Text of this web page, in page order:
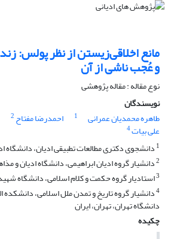
مانع اخلاقی‌زیستن از نظر پولس:
و عُجب ناشی از آن
نوع مقاله : مقاله پژوهشی
نویسندگان
طاهره محمدیان عمرانی
1 احمدرضا مفتاح 2
علی بیات4
1 دانشجوی دکتری مطالعات تطبیقی ادیان، دانشگاه
2دانشیار گروه ادیان ابراهیمی، دانشگاه ادیان و
3استادیار گروه حکمت و کلام اسلامی، دانشگاه
4دانشیار گروه تاریخ و تمدن ملل اسلامی، دانشکده
دانشگاه تهران، تهران، ایران
چکیده